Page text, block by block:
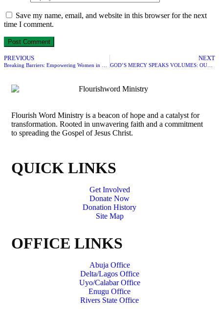
Save my name, email, and website in this browser for the next
time I comment.
PREVIOUS NEXT
GOD’S MERCY SPEAKS VOLUMES: OUR TESTIMONY
Flourish Word Ministry is a beacon of hope and a catalyst for
transformation. Rooted in unwavering faith and a commitment
to spreading the Gospel of Jesus Christ.
QUICK LINKS
Get Involved
Donate Now
Donation History
Site Map
OFFICE LINKS
Abuja Office
Delta/Lagos Office
Uyo/Calabar Office
Enugu Office
Rivers State Office